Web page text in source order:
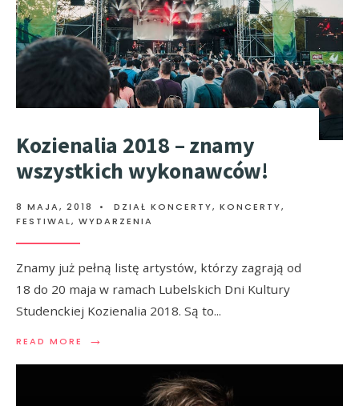
Kozienalia 2018 – znamy
wszystkich wykonawców!
8 MAJA, 2018 • DZIAŁ KONCERTY, KONCERTY,
FESTIWAL, WYDARZENIA
Znamy już pełną listę artystów, którzy zagrają od
18 do 20 maja w ramach Lubelskich Dni Kultury
Studenckiej Kozienalia 2018. Są to...
READ MORE →